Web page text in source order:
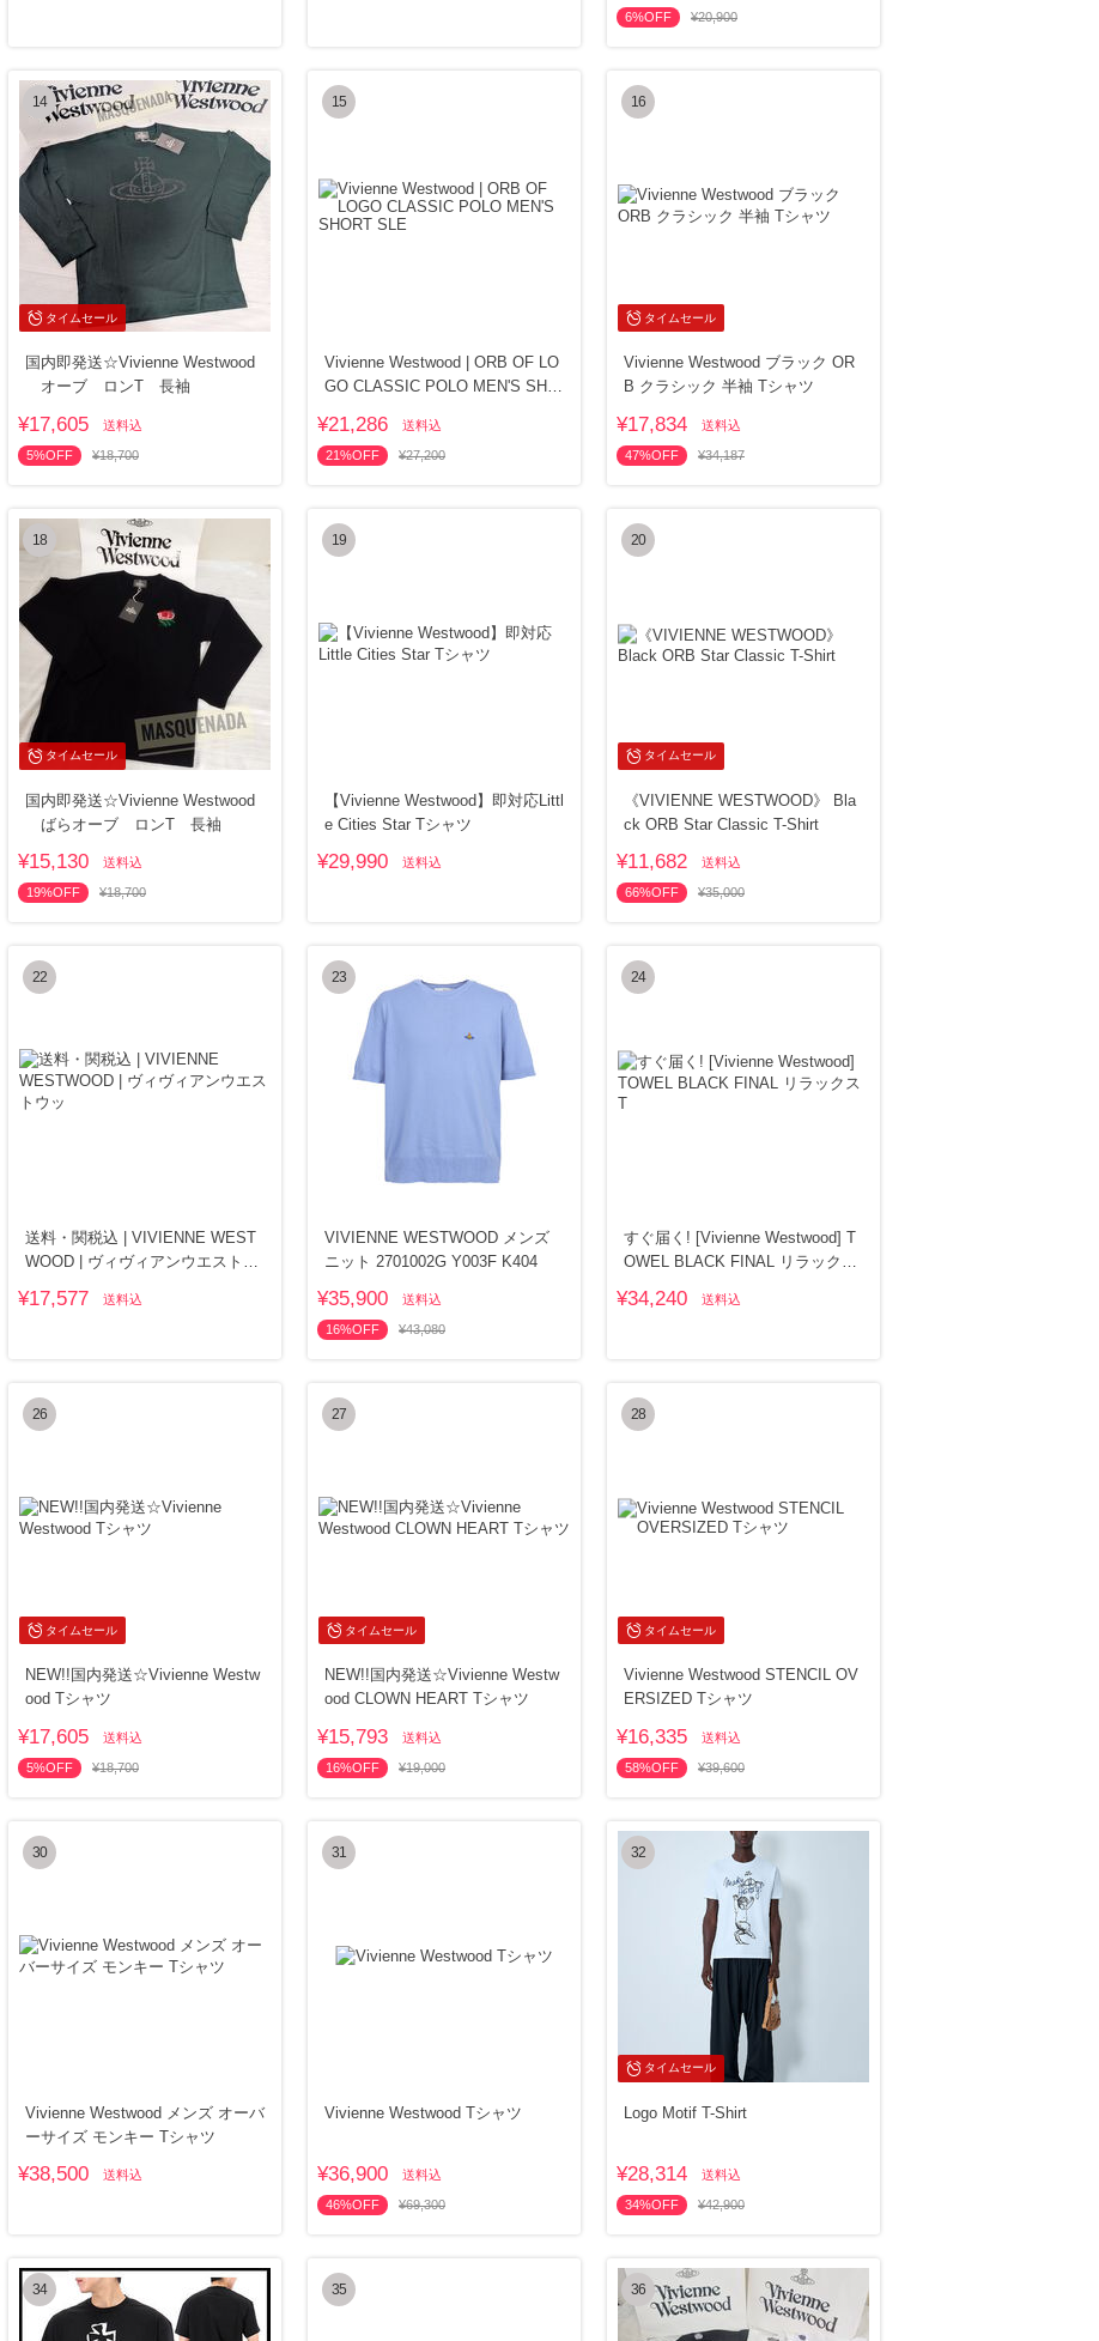
6%OFF ¥20,900
タイムセール
14
国内即発送☆Vivienne Westwood
オーブ ロンT 長袖
¥17,605 送料込
5%OFF ¥18,700
15
Vivienne Westwood | ORB OF LO
GO CLASSIC POLO MEN'S SHO
¥21,286 送料込
21%OFF ¥27,200
タイムセール
16
Vivienne Westwood ブラック OR
B クラシック 半袖 Tシャツ
¥17,834 送料込
47%OFF ¥34,187
タイムセール
18
国内即発送☆Vivienne Westwood
ばらオーブ ロンT 長袖
¥15,130 送料込
19%OFF ¥18,700
19
【Vivienne Westwood】即対応Littl
e Cities Star Tシャツ
¥29,990 送料込
タイムセール
20
《VIVIENNE WESTWOOD》 Bla
ck ORB Star Classic T-Shirt
¥11,682 送料込
66%OFF ¥35,000
22
送料・関税込 | VIVIENNE WEST
WOOD | ヴィヴィアンウエストウ
¥17,577 送料込
23
VIVIENNE WESTWOOD メンズ
ニット 2701002G Y003F K404
¥35,900 送料込
16%OFF ¥43,080
24
すぐ届く! [Vivienne Westwood] T
OWEL BLACK FINAL リラックス
¥34,240 送料込
タイムセール
26
NEW!!国内発送☆Vivienne Westw
ood Tシャツ
¥17,605 送料込
5%OFF ¥18,700
タイムセール
27
NEW!!国内発送☆Vivienne Westw
ood CLOWN HEART Tシャツ
¥15,793 送料込
16%OFF ¥19,000
タイムセール
28
Vivienne Westwood STENCIL OV
ERSIZED Tシャツ
¥16,335 送料込
58%OFF ¥39,600
30
Vivienne Westwood メンズ オーバ
ーサイズ モンキー Tシャツ
¥38,500 送料込
31
Vivienne Westwood Tシャツ
¥36,900 送料込
46%OFF ¥69,300
タイムセール
32
Logo Motif T-Shirt
¥28,314 送料込
34%OFF ¥42,900
34 35 36